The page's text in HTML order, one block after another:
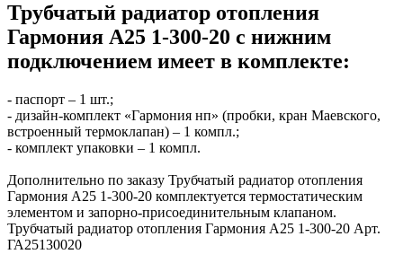
Трубчатый радиатор отопления
Гармония А25 1-300-20 с нижним
подключением имеет в комплекте:
- паспорт – 1 шт.;
- дизайн-комплект «Гармония нп» (пробки, кран Маевского,
встроенный термоклапан) – 1 компл.;
- комплект упаковки – 1 компл.
Дополнительно по заказу Трубчатый радиатор отопления
Гармония А25 1-300-20 комплектуется термостатическим
элементом и запорно-присоединительным клапаном.
Трубчатый радиатор отопления Гармония А25 1-300-20 Арт.
ГА25130020